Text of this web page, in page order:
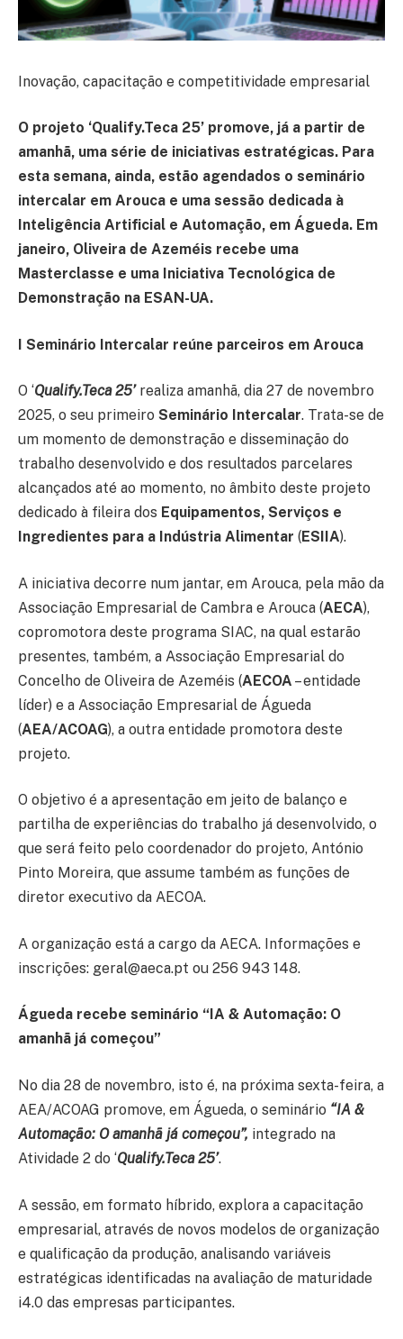
Inovação, capacitação e competitividade empresarial
O projeto ‘Qualify.Teca 25’ promove, já a partir de
amanhã, uma série de iniciativas estratégicas. Para
esta semana, ainda, estão agendados o seminário
intercalar em Arouca e uma sessão dedicada à
Inteligência Artificial e Automação, em Águeda. Em
janeiro, Oliveira de Azeméis recebe uma
Masterclasse e uma Iniciativa Tecnológica de
Demonstração na ESAN-UA.
I Seminário Intercalar reúne parceiros em Arouca
O ‘Qualify.Teca 25’realiza amanhã, dia 27 de novembro
2025, o seu primeiro Seminário Intercalar. Trata-se de
um momento de demonstração e disseminação do
trabalho desenvolvido e dos resultados parcelares
alcançados até ao momento, no âmbito deste projeto
dedicado à fileira dos Equipamentos, Serviços e
Ingredientes para a Indústria Alimentar (ESIIA).
A iniciativa decorre num jantar, em Arouca, pela mão da
Associação Empresarial de Cambra e Arouca (AECA),
copromotora deste programa SIAC, na qual estarão
presentes, também, a Associação Empresarial do
Concelho de Oliveira de Azeméis (AECOA – entidade
líder) e a Associação Empresarial de Águeda
(AEA/ACOAG), a outra entidade promotora deste
projeto.
O objetivo é a apresentação em jeito de balanço e
partilha de experiências do trabalho já desenvolvido, o
que será feito pelo coordenador do projeto, António
Pinto Moreira, que assume também as funções de
diretor executivo da AECOA.
A organização está a cargo da AECA. Informações e
inscrições: geral@aeca.pt ou 256 943 148.
Águeda recebe seminário “IA & Automação: O
amanhã já começou”
No dia 28 de novembro, isto é, na próxima sexta-feira, a
AEA/ACOAG promove, em Águeda, o seminário “IA &
Automação: O amanhã já começou”, integrado na
Atividade 2 do ‘Qualify.Teca 25’.
A sessão, em formato híbrido, explora a capacitação
empresarial, através de novos modelos de organização
e qualificação da produção, analisando variáveis
estratégicas identificadas na avaliação de maturidade
i4.0 das empresas participantes.